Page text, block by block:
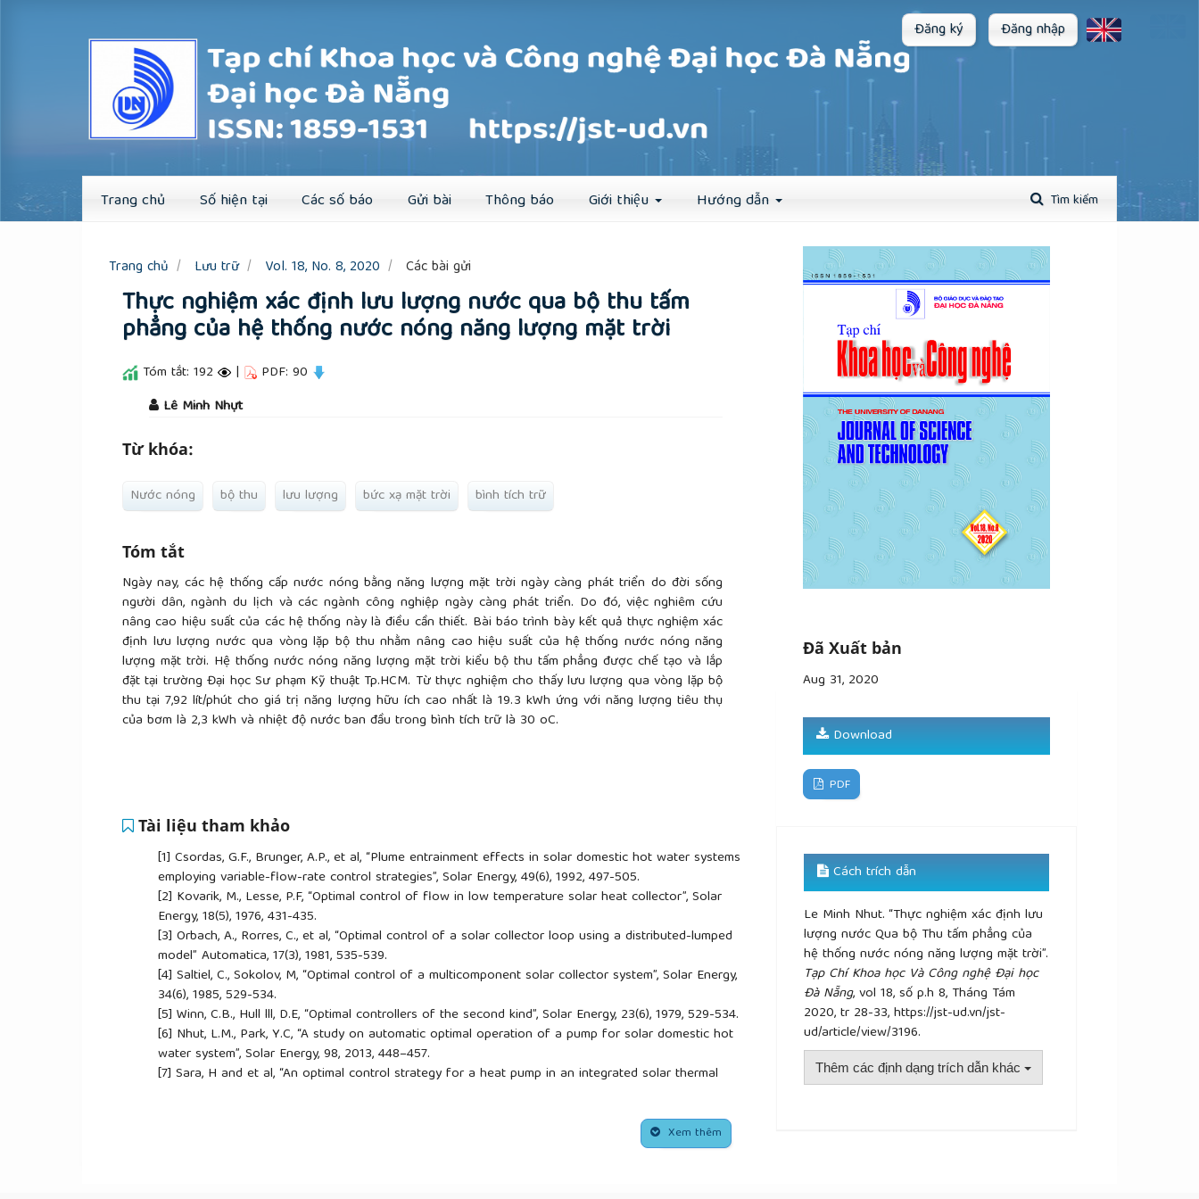
Trang chủ Số hiện tại Các số báo Gửi bài Thông báo Giới thiệu Hướng dẫn Tìm kiếm
Đăng ký Đăng nhập
Đăng ký Đăng nhập
Trang chủ Lưu trữ Vol. 18, No. 8, 2020 Các bài gửi
Thực nghiệm xác định lưu lượng nước qua bộ thu tấm
phẳng của hệ thống nước nóng năng lượng mặt trời
Tóm tắt: 192 | PDF: 90
##plugins.themes.academic_pro.article.main##
Lê Minh Nhựt
Từ khóa:
Nước nóng bộ thu lưu lượng bức xạ mặt trời bình tích trữ
Tóm tắt
Ngày nay, các hệ thống cấp nước nóng bằng năng lượng mặt trời ngày càng phát triển do đời sống
người dân, ngành du lịch và các ngành công nghiệp ngày càng phát triển. Do đó, việc nghiêm cứu
nâng cao hiệu suất của các hệ thống này là điều cần thiết. Bài báo trình bày kết quả thực nghiệm xác
định lưu lượng nước qua vòng lặp bộ thu nhằm nâng cao hiệu suất của hệ thống nước nóng năng
lượng mặt trời. Hệ thống nước nóng năng lượng mặt trời kiểu bộ thu tấm phẳng được chế tạo và lắp
đặt tại trường Đại học Sư phạm Kỹ thuật Tp.HCM. Từ thực nghiệm cho thấy lưu lượng qua vòng lặp bộ
thu tại 7,92 lít/phút cho giá trị năng lượng hữu ích cao nhất là 19.3 kWh ứng với năng lượng tiêu thụ
của bơm là 2,3 kWh và nhiệt độ nước ban đầu trong bình tích trữ là 30 oC.
Tài liệu tham khảo
[1] Csordas, G.F., Brunger, A.P., et al, “Plume entrainment effects in solar domestic hot water systems
employing variable-flow-rate control strategies”, Solar Energy, 49(6), 1992, 497-505.
[2] Kovarik, M., Lesse, P.F, “Optimal control of flow in low temperature solar heat collector”, Solar
Energy, 18(5), 1976, 431-435.
[3] Orbach, A., Rorres, C., et al, “Optimal control of a solar collector loop using a distributed-lumped
model” Automatica, 17(3), 1981, 535-539.
[4] Saltiel, C., Sokolov, M, “Optimal control of a multicomponent solar collector system”, Solar Energy,
34(6), 1985, 529-534.
[5] Winn, C.B., Hull lll, D.E, “Optimal controllers of the second kind”, Solar Energy, 23(6), 1979, 529-534.
[6] Nhut, L.M., Park, Y.C, “A study on automatic optimal operation of a pump for solar domestic hot
water system”, Solar Energy, 98, 2013, 448–457.
[7] Sara, H and et al, “An optimal control strategy for a heat pump in an integrated solar thermal
Badescu and et al, “Empirical versus optimal control of flow in solar domestic hot water system”,
Mohamed, A.Z and et al, “Energic performance and economic analysis of a solar water heating
Xem thêm
Đã Xuất bản
Aug 31, 2020
Download
PDF
Cách trích dẫn
Le Minh Nhut. “Thực nghiệm xác định lưu
lượng nước Qua bộ Thu tấm phẳng của
hệ thống nước nóng năng lượng mặt trời”.
Tạp Chí Khoa học Và Công nghệ Đại học
Đà Nẵng, vol 18, số p.h 8, Tháng Tám
2020, tr 28-33, https://jst-ud.vn/jst-
ud/article/view/3196.
Thêm các định dạng trích dẫn khác